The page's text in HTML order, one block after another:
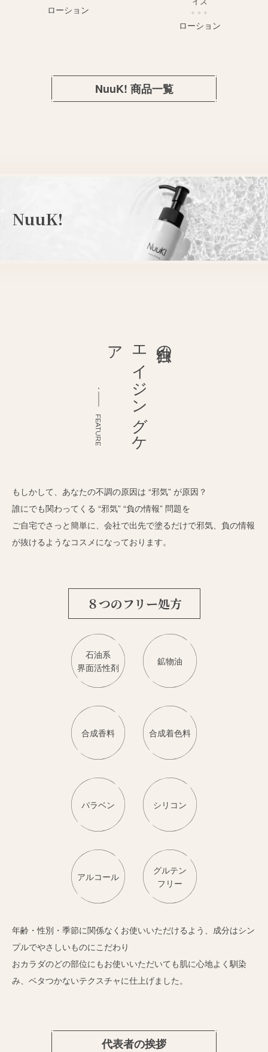
ローション
ローション
NuuK! 商品一覧
NuuK!
FEATURE
独自の
エ
イ
ジ
ン
グ
ケ
ア
もしかして、あなたの不調の原因は “邪気” が原因？
誰にでも関わってくる “邪気” “負の情報” 問題を
ご自宅でさっと簡単に、会社で出先で塗るだけで邪気、負の情報
が抜けるようなコスメになっております。
８つのフリー処方
石油系
界面活性剤
鉱物油
合成香料 合成着色料
パラベン シリコン
アルコール
グルテン
フリー
年齢・性別・季節に関係なくお使いいただけるよう、成分はシン
プルでやさしいものにこだわり
おカラダのどの部位にもお使いいただいても肌に心地よく馴染
み、ベタつかないテクスチャに仕上げました。
代表者の挨拶